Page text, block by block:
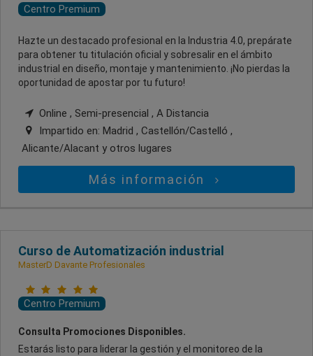
Centro Premium
Hazte un destacado profesional en la Industria 4.0, prepárate
para obtener tu titulación oficial y sobresalir en el ámbito
industrial en diseño, montaje y mantenimiento. ¡No pierdas la
oportunidad de apostar por tu futuro!
Online , Semi-presencial , A Distancia
Impartido en: Madrid , Castellón/Castelló ,
Alicante/Alacant y otros lugares
Más información
Curso de Automatización industrial
MasterD Davante Profesionales
Centro Premium
Consulta Promociones Disponibles.
Estarás listo para liderar la gestión y el monitoreo de la